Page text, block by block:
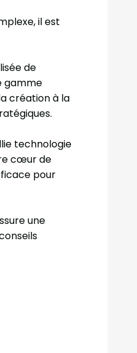
il est
de
gamme
création à la
technologie
cœur de
pour
une